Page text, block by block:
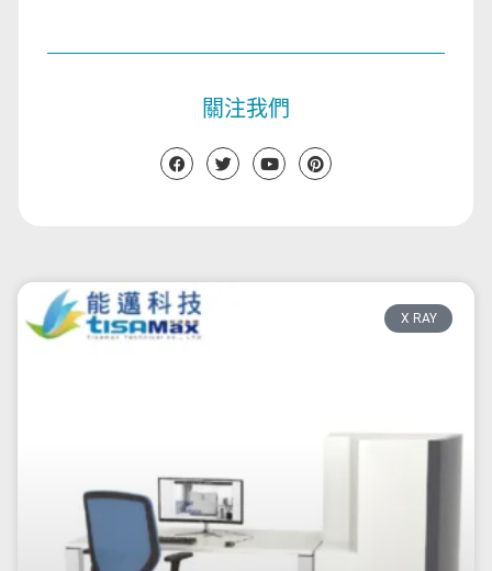
關注我們
X RAY